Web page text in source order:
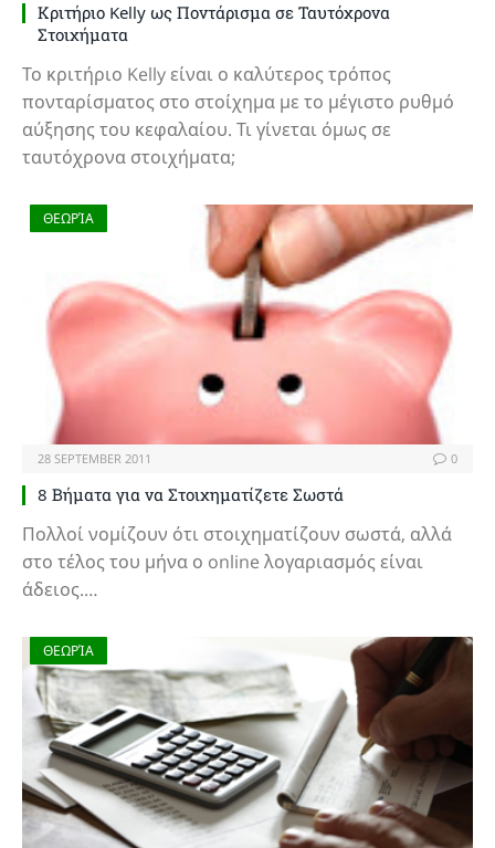
Κριτήριο Kelly ως Ποντάρισμα σε Ταυτόχρονα
Στοιχήματα
Το κριτήριο Kelly είναι ο καλύτερος τρόπος
πονταρίσματος στο στοίχημα με το μέγιστο ρυθμό
αύξησης του κεφαλαίου. Τι γίνεται όμως σε
ταυτόχρονα στοιχήματα;
ΘΕΩΡΊΑ
28 SEPTEMBER 2011 0
8 Βήματα για να Στοιχηματίζετε Σωστά
Πολλοί νομίζουν ότι στοιχηματίζουν σωστά, αλλά
στο τέλος του μήνα ο online λογαριασμός είναι
άδειος.…
ΘΕΩΡΊΑ